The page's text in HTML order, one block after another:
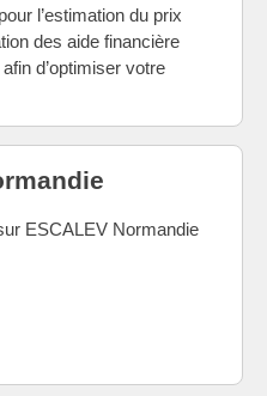
l’estimation du prix
des aide financière
d’optimiser votre
ESCALEV Normandie